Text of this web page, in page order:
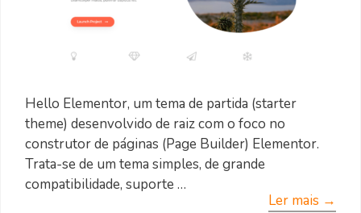
Hello Elementor, um tema de partida (starter
theme) desenvolvido de raiz com o foco no
construtor de páginas (Page Builder) Elementor.
Trata-se de um tema simples, de grande
compatibilidade, suporte …
Ler mais →